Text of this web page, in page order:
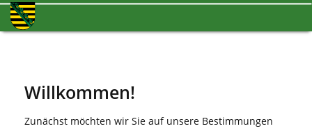
Willkommen!
Zunächst möchten wir Sie auf unsere Bestimmungen